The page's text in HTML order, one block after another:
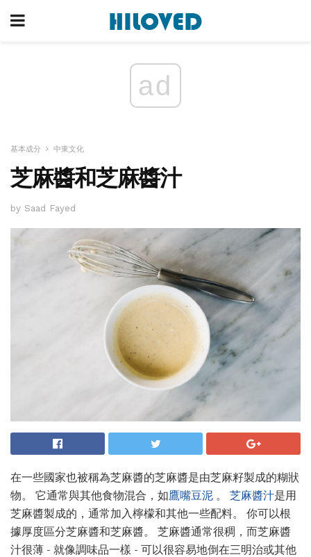
ad
基本成分 中東文化
芝麻醬和芝麻醬汁
by Saad Fayed
在一些國家也被稱為芝麻醬的芝麻醬是由芝麻籽製成的糊狀
物。 它通常與其他食物混合，如鷹嘴豆泥 。 芝麻醬汁是用
芝麻醬製成的，通常加入檸檬和其他一些配料。 你可以根
據厚度區分芝麻醬和芝麻醬。 芝麻醬通常很稠，而芝麻醬
汁很薄 - 就像調味品一樣 - 可以很容易地倒在三明治或其他